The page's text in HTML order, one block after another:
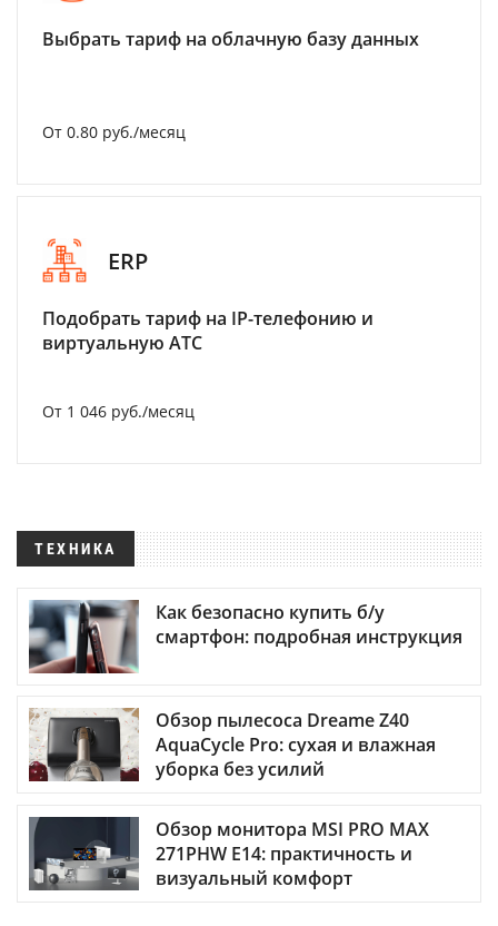
Выбрать тариф на облачную базу данных
От 0.80 руб./месяц
ERP
Подобрать тариф на IP-телефонию и
виртуальную АТС
От 1 046 руб./месяц
ТЕХНИКА
Как безопасно купить б/у
смартфон: подробная инструкция
Обзор пылесоса Dreame Z40
AquaCycle Pro: сухая и влажная
уборка без усилий
Обзор монитора MSI PRO MAX
271PHW E14: практичность и
визуальный комфорт